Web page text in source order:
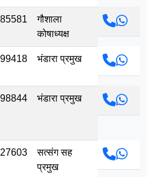
गौशाला
कोषाध्यक्ष
भंडारा प्रमुख
भंडारा प्रमुख
सत्संग सह
प्रमुख